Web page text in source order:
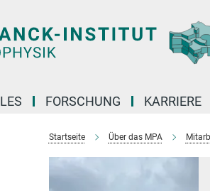
FORSCHUNG KARRIERE
Startseite Über das MPA